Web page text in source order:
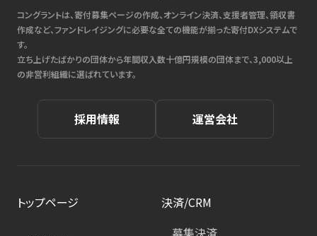
コングラントは、寄付募集ページの作成、オンライン決済、支援者管理、領収書
作成など、ファンドレイジングに必要な全ての機能が揃った寄付DXシステムで
す。
立ち上げたばかりの団体から年間収入数十億円規模の団体まで、3,000以上
の非営利組織に選ばれています。
採用情報 運営会社
トップページ
決済/CRM
募集決済